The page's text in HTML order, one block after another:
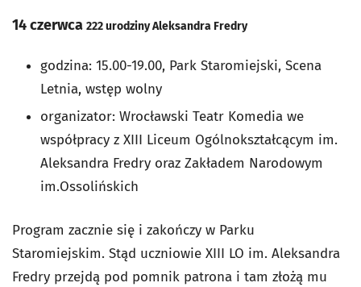
14 czerwca 222 urodziny Aleksandra Fredry
godzina: 15.00-19.00, Park Staromiejski, Scena
Letnia, wstęp wolny
organizator: Wrocławski Teatr Komedia we
współpracy z XIII Liceum Ogólnokształcącym im.
Aleksandra Fredry oraz Zakładem Narodowym
im.Ossolińskich
Program zacznie się i zakończy w Parku
Staromiejskim. Stąd uczniowie XIII LO im. Aleksandra
Fredry przejdą pod pomnik patrona i tam złożą mu